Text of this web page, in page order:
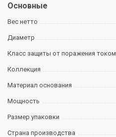
Основные
Вес нетто
Диаметр
Класс защиты от поражения током
Коллекция
Материал основания
Мощность
Размер упаковки
Страна производства